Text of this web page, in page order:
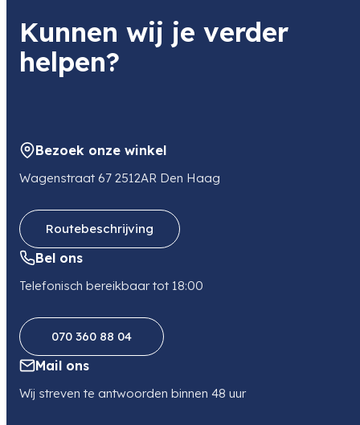
Kunnen wij je verder
helpen?
Bezoek onze winkel
Wagenstraat 67 2512AR Den Haag
Routebeschrijving
Bel ons
Telefonisch bereikbaar tot 18:00
070 360 88 04
Mail ons
Wij streven te antwoorden binnen 48 uur